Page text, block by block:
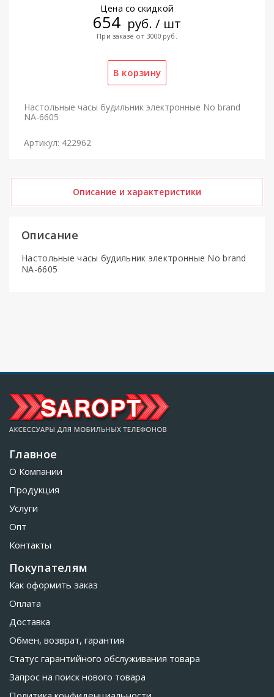
Цена со скидкой
654 руб. / шт
При заказе от 3000 руб.
Настольные часы будильник электронные No brand
NA-6605
Артикул: 422962
Описание и характеристики
Описание
Настольные часы будильник электронные No brand
NA-6605
Главное
О Компании
Продукция
Услуги
Опт
Контакты
Покупателям
Как оформить заказ
Оплата
Доставка
Обмен, возврат, гарантия
Статус гарантийного обслуживания товара
Запрос на поиск нового товара